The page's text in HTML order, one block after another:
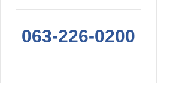
063-226-0200